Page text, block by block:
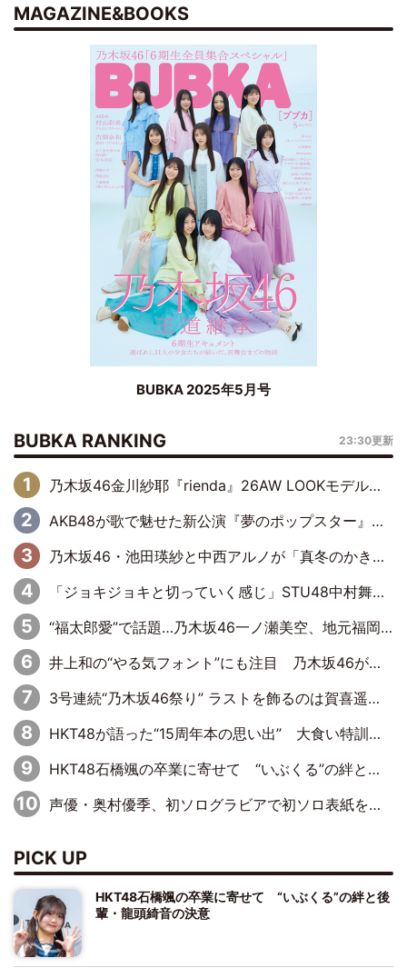
MAGAZINE&BOOKS
BUBKA 2025年5月号
BUBKA RANKING 23:30更新
乃木坂46金川紗耶『rienda』26AW LOOKモデルに就任
AKB48が歌で魅せた新公演『夢のポップスター』 初日から全身全霊のステージ
乃木坂46・池田瑛紗と中西アルノが「真冬のかき氷」騒動で火花散らす！ 因縁の裏にあるのは、逆境をともに“凌”ぐ似た者同士の絆
「ジョキジョキと切っていく感じ」STU48中村舞、新しい挑戦は自らの手で
“福太郎愛”で話題…乃木坂46一ノ瀬美空、地元福岡『めんべい25周年トップサポーター』に就任
井上和の“やる気フォント”にも注目 乃木坂46が挑んだ書道パフォーマンスの舞台裏
3号連続“乃木坂46祭り” ラストを飾るのは賀喜遥香…5年ぶりの登場に「5年分大人になった私を見ていただけたら」
HKT48が語った“15周年本の思い出” 大食い特訓・守護霊企画・制服グラビア…盛りだくさんの裏話
HKT48石橋颯の卒業に寄せて “いぶくる”の絆と後輩・龍頭綺音の決意
声優・奥村優季、初ソログラビアで初ソロ表紙を飾る！ 初めて見せる表情や、声優を志したきっかけなどを語った必読のインタビューを掲載
PICK UP
HKT48石橋颯の卒業に寄せて “いぶくる”の絆と後
輩・龍頭綺音の決意